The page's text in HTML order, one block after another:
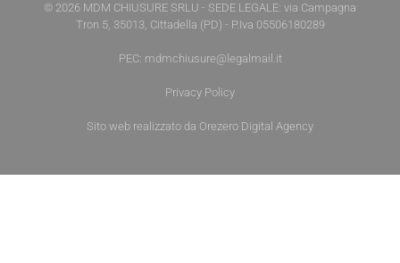
© 2026 MDM CHIUSURE SRLU - SEDE LEGALE: via Campagna
Tron 5, 35013, Cittadella (PD) - P.Iva 05506180289
PEC: mdmchiusure@legalmail.it
Privacy Policy
Sito web realizzato da Orezero Digital Agency